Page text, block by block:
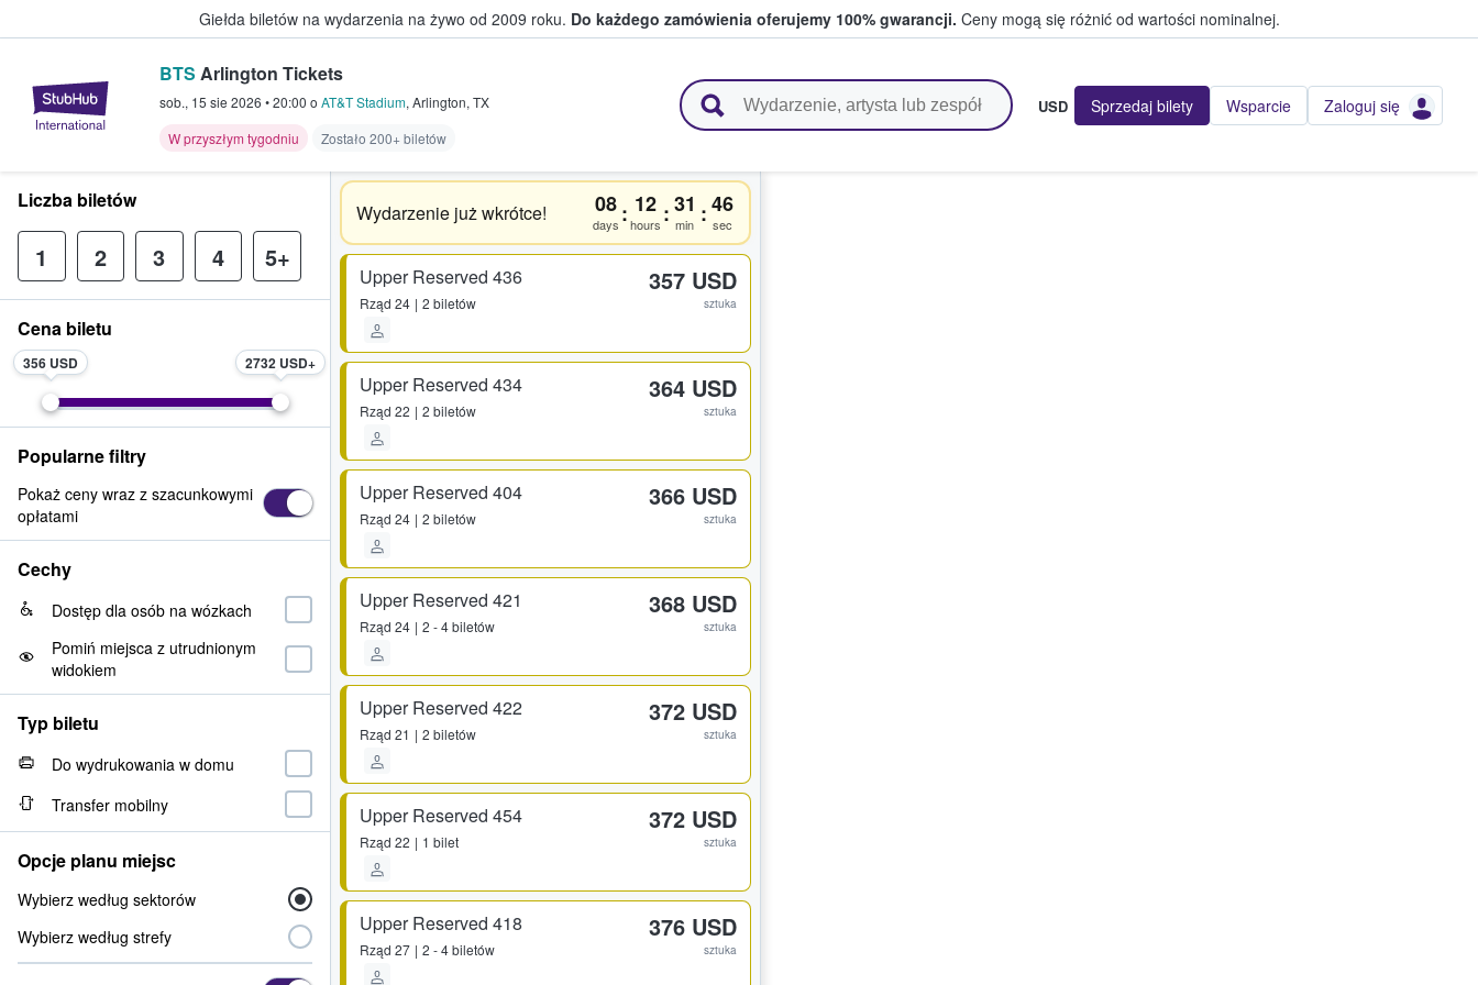
Giełda biletów na wydarzenia na żywo od 2009 roku. Do każdego zamówienia oferujemy 100% gwarancji. Ceny mogą się różnić od wartości nominalnej.
StubHub — miejsce, w którym fani i kibice kupują i sprzedają bilety
BTS Arlington Tickets
sob., 15 sie 2026 •20:00 o AT&T Stadium, Arlington, TX
W przyszłym tygodniu
Zostało 200+ biletów
USD Sprzedaj bilety Wsparcie Zaloguj się
Wydarzenie już wkrótce! 08
days : 12
hours :31
min :45
sec
Upper Reserved 436
Rząd 24 2 biletów
357 USD
sztuka
Upper Reserved 434
Rząd 22 2 biletów
364 USD
sztuka
Upper Reserved 404
Rząd 24 2 biletów
366 USD
sztuka
Upper Reserved 421
Rząd 24 2 - 4 biletów
368 USD
sztuka
Upper Reserved 422
Rząd 21 2 biletów
372 USD
sztuka
Upper Reserved 454
Rząd 22 1 bilet
372 USD
sztuka
Upper Reserved 418
Rząd 27 2 - 4 biletów
376 USD
sztuka
Liczba biletów
1 2 3 4 5+
Cena biletu
356 USD 2732 USD
Popularne filtry
Pokaż ceny wraz z szacunkowymi
opłatami
Cechy
Dostęp dla osób na wózkach
Pomiń miejsca z utrudnionym
widokiem
Typ biletu
Do wydrukowania w domu
Transfer mobilny
Opcje planu miejsc
Wybierz według sektorów
Wybierz według strefy